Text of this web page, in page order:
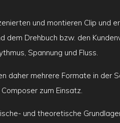
und montieren Clip und
dem Drehbuch bzw. den
Spannung und Fluss.
daher mehrere Formate in der
zum Einsatz.
und theoretische